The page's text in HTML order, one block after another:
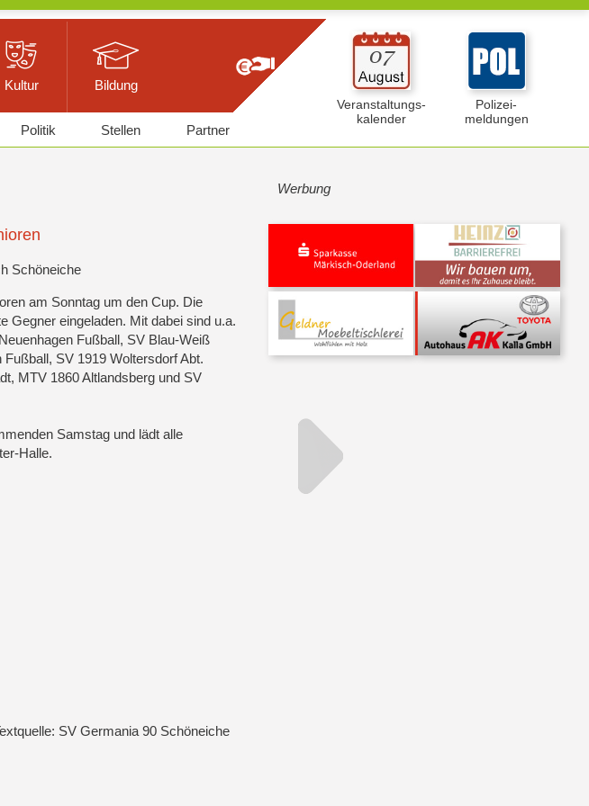
Kultur Bildung
Veranstaltungs-
kalender
Polizei-
meldungen
Politik Stellen Partner
Schöneiche
am Sonntag um den Cup. Die
Gegner eingeladen. Mit dabei sind u.a.
Fußball, SV Blau-Weiß
SV 1919 Woltersdorf Abt.
MTV 1860 Altlandsberg und SV
Samstag und lädt alle
Halle.
SV Germania 90 Schöneiche
Werbung